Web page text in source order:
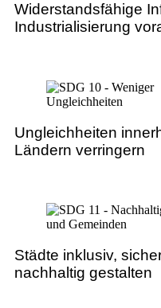
Widerstandsfähige
Industrialisierung
Ungleichheiten
Ländern verringern
Städte inklusiv,
nachhaltig gestalten